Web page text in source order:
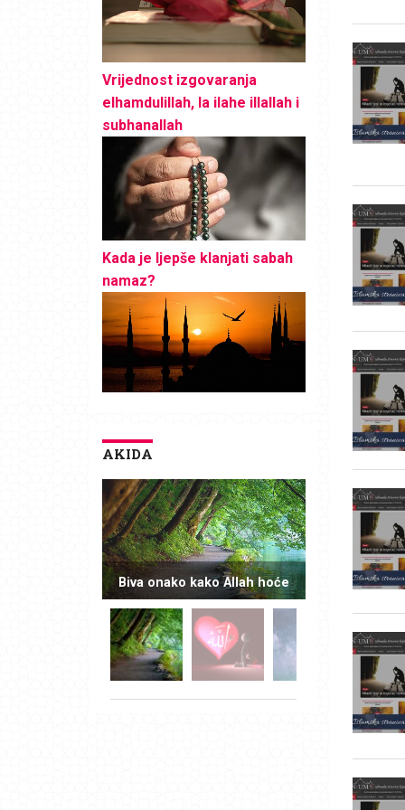
Vrijednost izgovaranja
elhamdulillah, la ilahe illallah i
subhanallah
Kada je ljepše klanjati sabah
namaz?
AKIDA
Biva onako kako Allah hoće